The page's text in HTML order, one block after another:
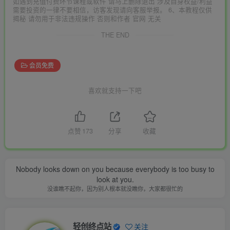
需要投资的一律不要相信，访客发现请向客服举报。 6、本教程仅供
揭秘 请勿用于非法违规操作 否则和作者 官网 无关
THE END
会员免费
喜欢就支持一下吧
点赞 173 分享 收藏
Nobody looks down on you because everybody is too busy to
look at you.
没谁瞧不起你，因为别人根本就没瞧你，大家都很忙的
轻创终点站 关注